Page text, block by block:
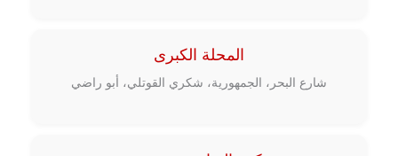
المحلة الكبرى
شارع البحر، الجمهورية، شكري القوتلي، أبو راضي